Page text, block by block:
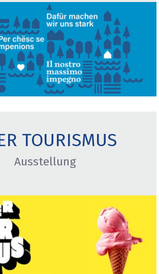
TOURISMUS
Ausstellung